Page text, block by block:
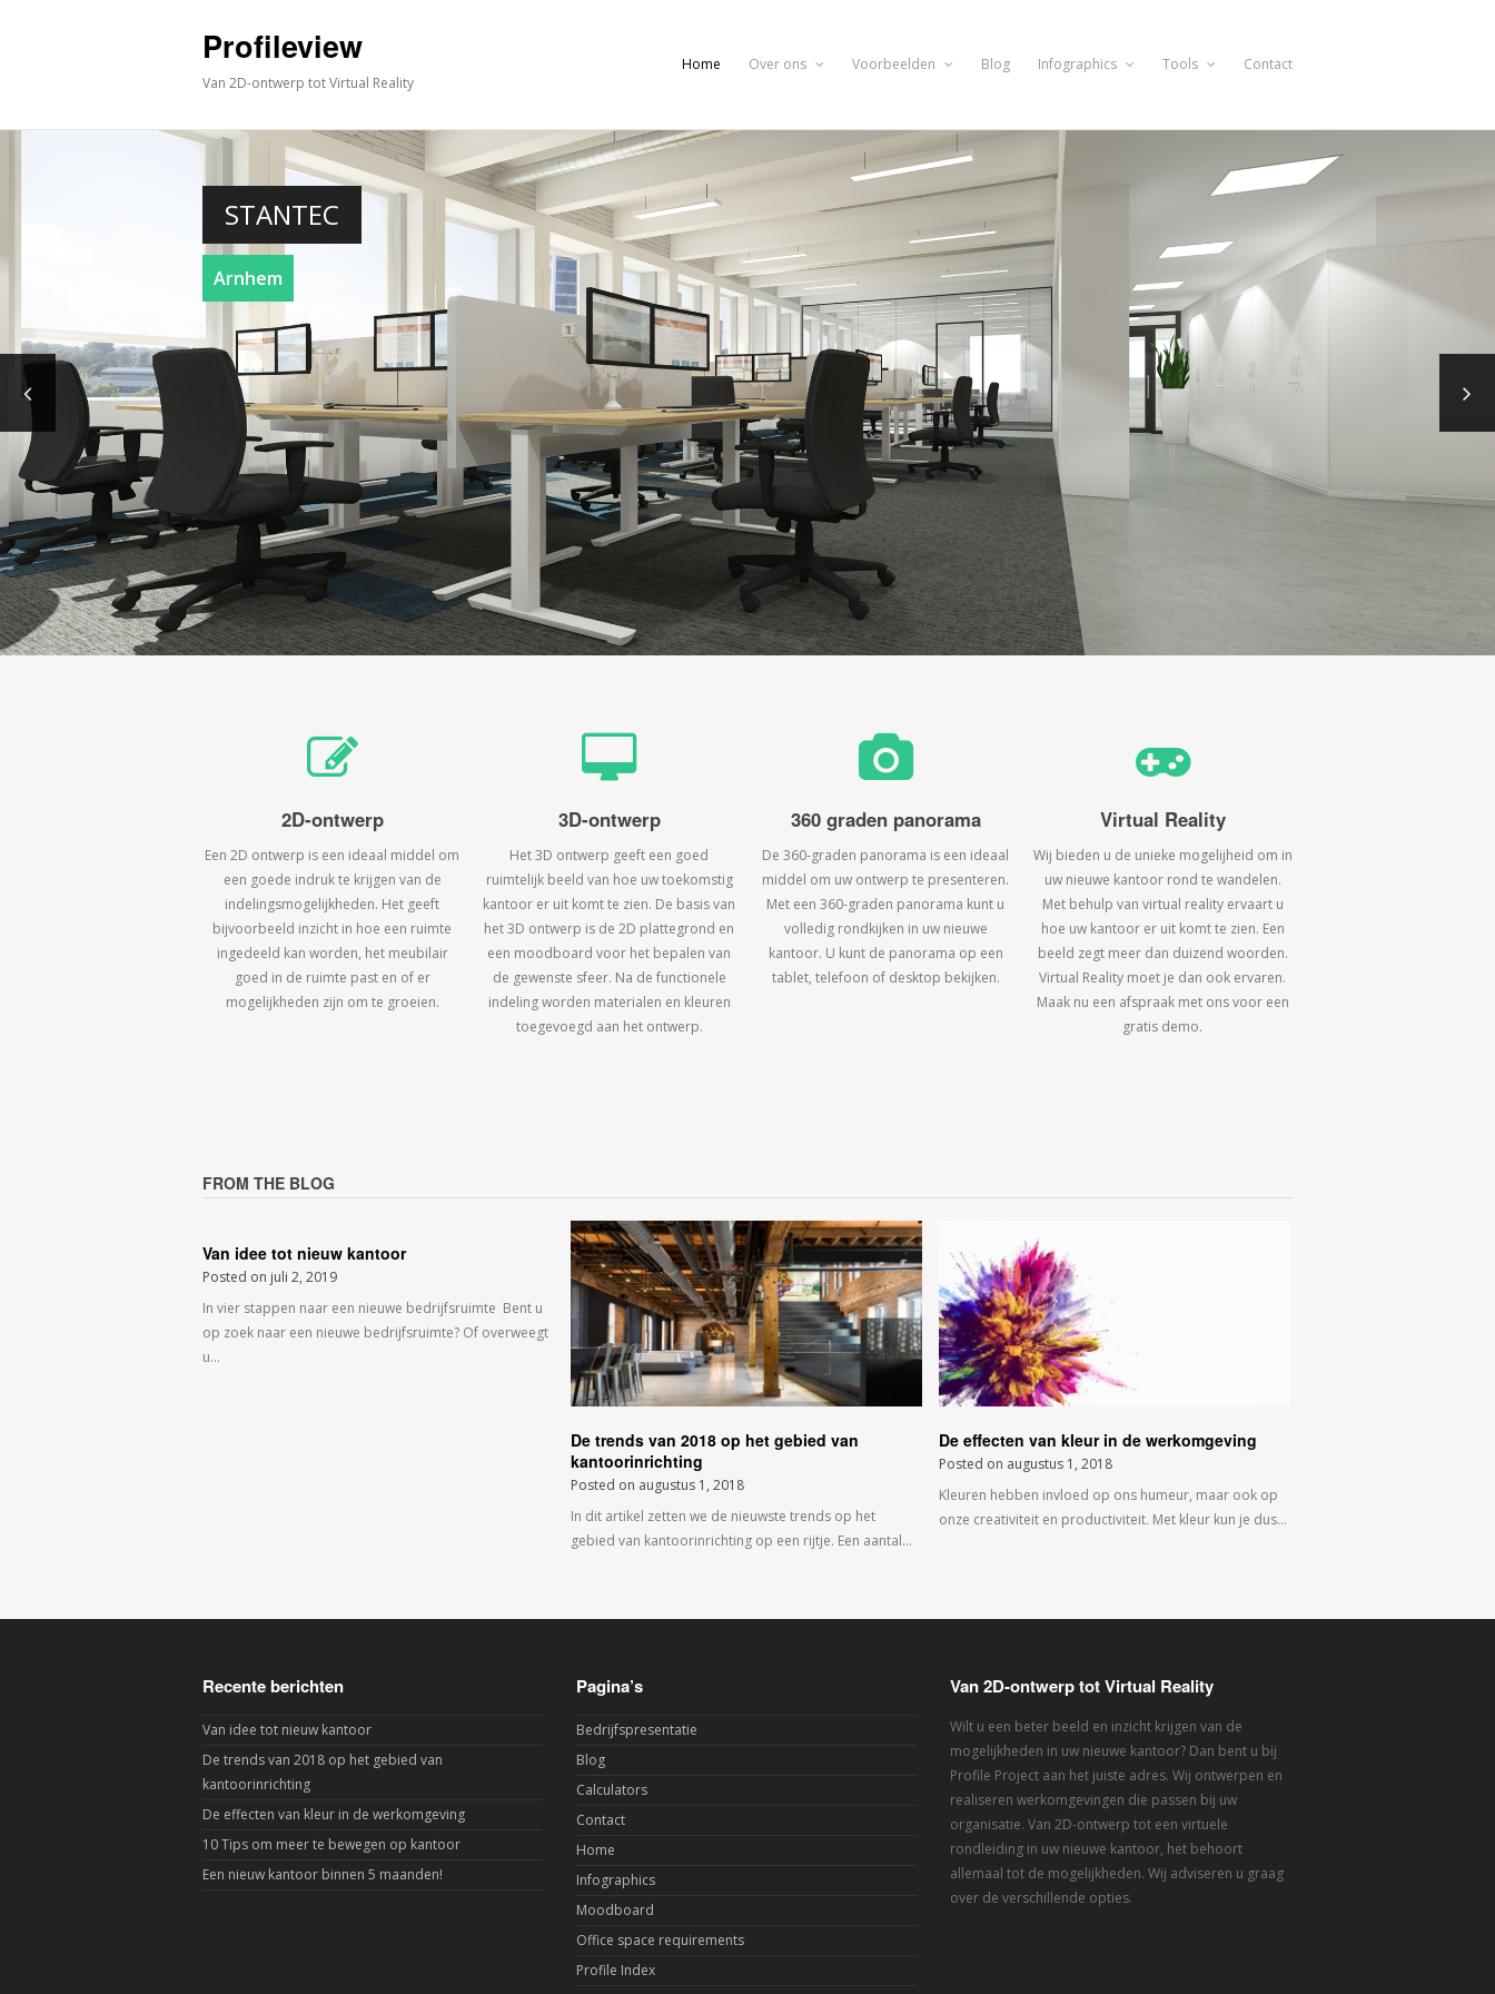
Profileview
Van 2D-ontwerp tot Virtual Reality
Home Over ons Voorbeelden Blog Infographics Tools Contact
STANTEC
Arnhem
2D-ontwerp
Een 2D ontwerp is een ideaal middel om
een goede indruk te krijgen van de
indelingsmogelijkheden. Het geeft
bijvoorbeeld inzicht in hoe een ruimte
ingedeeld kan worden, het meubilair
goed in de ruimte past en of er
mogelijkheden zijn om te groeien.
3D-ontwerp
Het 3D ontwerp geeft een goed
ruimtelijk beeld van hoe uw toekomstig
kantoor er uit komt te zien. De basis van
het 3D ontwerp is de 2D plattegrond en
een moodboard voor het bepalen van
de gewenste sfeer. Na de functionele
indeling worden materialen en kleuren
toegevoegd aan het ontwerp.
360 graden panorama
De 360-graden panorama is een ideaal
middel om uw ontwerp te presenteren.
Met een 360-graden panorama kunt u
volledig rondkijken in uw nieuwe
kantoor. U kunt de panorama op een
tablet, telefoon of desktop bekijken.
Virtual Reality
Wij bieden u de unieke mogelijheid om in
uw nieuwe kantoor rond te wandelen.
Met behulp van virtual reality ervaart u
hoe uw kantoor er uit komt te zien. Een
beeld zegt meer dan duizend woorden.
Virtual Reality moet je dan ook ervaren.
Maak nu een afspraak met ons voor een
gratis demo.
FROM THE BLOG
Van idee tot nieuw kantoor
Posted on juli 2, 2019
In vier stappen naar een nieuwe bedrijfsruimte Bent u
op zoek naar een nieuwe bedrijfsruimte? Of overweegt
u…
De trends van 2018 op het gebied van
kantoorinrichting
Posted on augustus 1, 2018
In dit artikel zetten we de nieuwste trends op het
gebied van kantoorinrichting op een rijtje. Een aantal…
De effecten van kleur in de werkomgeving
Posted on augustus 1, 2018
Kleuren hebben invloed op ons humeur, maar ook op
onze creativiteit en productiviteit. Met kleur kun je dus…
Recente berichten
Van idee tot nieuw kantoor
De trends van 2018 op het gebied van
kantoorinrichting
De effecten van kleur in de werkomgeving
10 Tips om meer te bewegen op kantoor
Een nieuw kantoor binnen 5 maanden!
Pagina’s
Bedrijfspresentatie
Blog
Calculators
Contact
Home
Infographics
Moodboard
Office space requirements
Profile Index
Van 2D-ontwerp tot Virtual Reality
Wilt u een beter beeld en inzicht krijgen van de
mogelijkheden in uw nieuwe kantoor? Dan bent u bij
Profile Project aan het juiste adres. Wij ontwerpen en
realiseren werkomgevingen die passen bij uw
organisatie. Van 2D-ontwerp tot een virtuele
rondleiding in uw nieuwe kantoor, het behoort
allemaal tot de mogelijkheden. Wij adviseren u graag
over de verschillende opties.